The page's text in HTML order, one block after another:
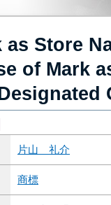
as Store
of Mark
片山 礼介
商標